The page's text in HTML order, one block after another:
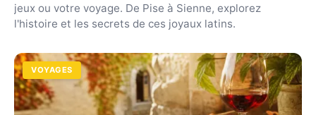
jeux ou votre voyage. De Pise à Sienne, explorez
l'histoire et les secrets de ces joyaux latins.
VOYAGES